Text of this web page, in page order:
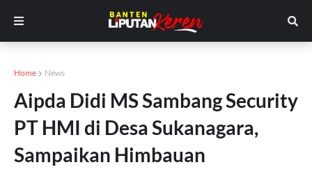
Home News
Aipda Didi MS Sambang Security
PT HMI di Desa Sukanagara,
Sampaikan Himbauan